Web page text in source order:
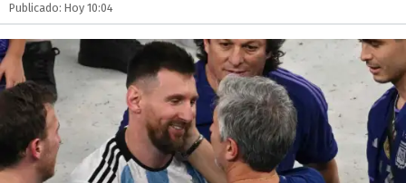
Publicado: Hoy 10:04